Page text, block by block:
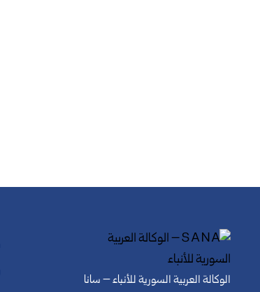
الوكالة العربية السورية للأنباء – سانا